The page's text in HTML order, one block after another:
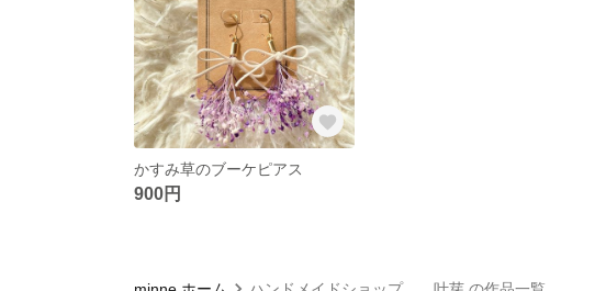
かすみ草のブーケピアス
900円